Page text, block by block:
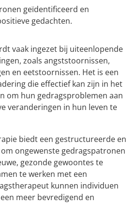
geïdentificeerd en
gedachten.
vaak ingezet bij uiteenlopende
zoals angststoornissen,
en eetstoornissen. Het is een
die effectief kan zijn in het
om hun gedragsproblemen aan
veranderingen in hun leven te
biedt een gestructureerde en
ongewenste gedragspatronen
gezonde gewoontes te
te werken met een
kunnen individuen
meer bevredigend en